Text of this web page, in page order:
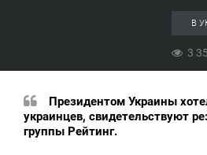
В
3
Президентом Украины
украинцев, свидетельствуют
группы Рейтинг.